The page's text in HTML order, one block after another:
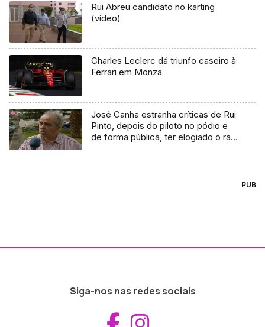
Rui Abreu candidato no karting
(vídeo)
Charles Leclerc dá triunfo caseiro à
Ferrari em Monza
José Canha estranha críticas de Rui
Pinto, depois do piloto no pódio e
de forma pública, ter elogiado o rali
PUB
Siga-nos nas redes sociais